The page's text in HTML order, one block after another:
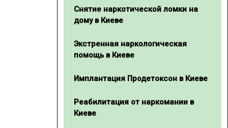
Снятие наркотической ломки на
дому в Киеве
Экстренная наркологическая
помощь в Киеве
Имплантация Продетоксон в Киеве
Реабилитация от наркомании в
Киеве